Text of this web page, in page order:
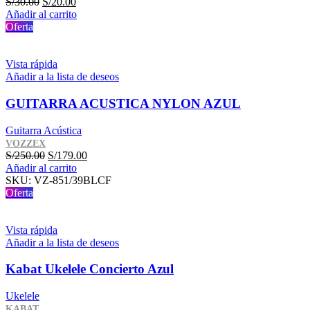
precio
precio
Añadir al carrito
Oferta
Vista rápida
Añadir a la lista de deseos
GUITARRA ACUSTICA NYLON AZUL
Guitarra Acústica
VOZZEX
S/250.00 El
precio
original
S/179.00El
actual
Añadir al carrito
SKU: VZ-851/39BLCF
Oferta
Vista rápida
Añadir a la lista de deseos
Kabat Ukelele Concierto Azul
Ukelele